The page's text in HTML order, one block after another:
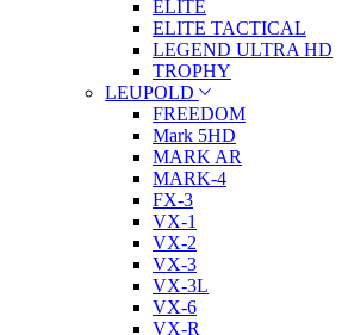
ELITE
ELITE TACTICAL
LEGEND ULTRA HD
TROPHY
LEUPOLD
FREEDOM
Mark 5HD
MARK AR
MARK-4
FX-3
VX-1
VX-2
VX-3
VX-3L
VX-6
VX-R